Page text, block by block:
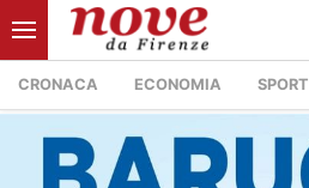
CRONACA ECONOMIA SPORT